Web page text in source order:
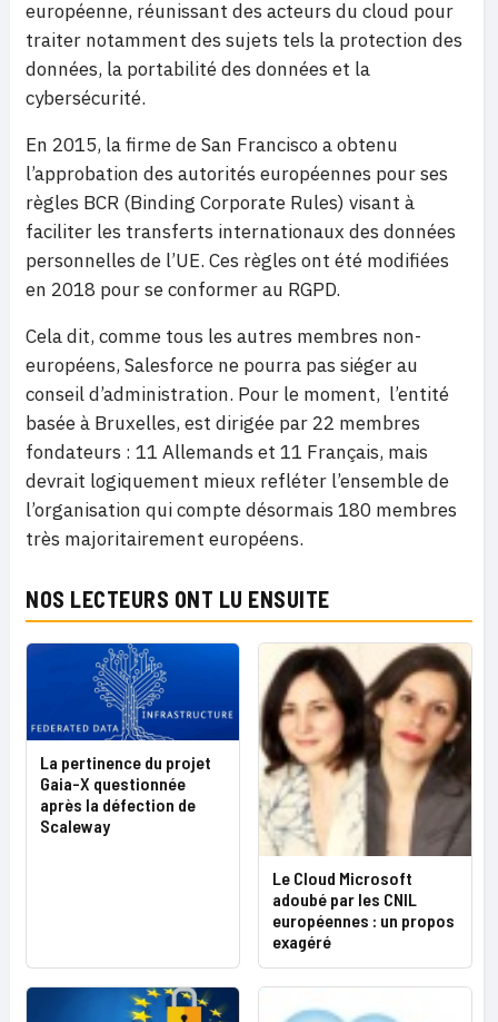
européenne, réunissant des acteurs du cloud pour
traiter notamment des sujets tels la protection des
données, la portabilité des données et la
cybersécurité.
En 2015, la firme de San Francisco a obtenu
l’approbation des autorités européennes pour ses
règles BCR (Binding Corporate Rules) visant à
faciliter les transferts internationaux des données
personnelles de l’UE. Ces règles ont été modifiées
en 2018 pour se conformer au RGPD.
Cela dit, comme tous les autres membres non-
européens, Salesforce ne pourra pas siéger au
conseil d’administration. Pour le moment, l’entité
basée à Bruxelles, est dirigée par 22 membres
fondateurs : 11 Allemands et 11 Français, mais
devrait logiquement mieux refléter l’ensemble de
l’organisation qui compte désormais 180 membres
très majoritairement européens.
NOS LECTEURS ONT LU ENSUITE
La pertinence du projet
Gaia-X questionnée
après la défection de
Scaleway
Le Cloud Microsoft
adoubé par les CNIL
européennes : un propos
exagéré